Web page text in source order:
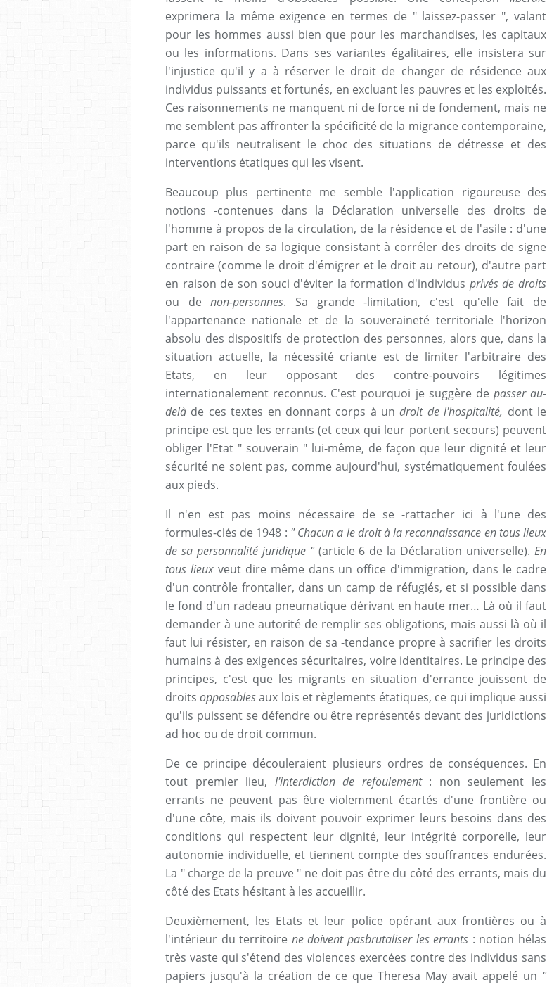
exprimera la même exigence en termes de " laissez-passer ", valant
pour les hommes aussi bien que pour les marchandises, les capitaux
ou les informations. Dans ses variantes égalitaires, elle insistera sur
l'injustice qu'il y a à réserver le droit de changer de résidence aux
individus puissants et fortunés, en excluant les pauvres et les exploités.
Ces raisonnements ne manquent ni de force ni de fondement, mais ne
me semblent pas affronter la spécificité de la migrance contemporaine,
parce qu'ils neutralisent le choc des situations de détresse et des
interventions étatiques qui les visent.
Beaucoup plus pertinente me semble l'application rigoureuse des
notions -contenues dans la Déclaration universelle des droits de
l'homme à propos de la circulation, de la résidence et de l'asile : d'une
part en raison de sa logique consistant à corréler des droits de signe
contraire (comme le droit d'émigrer et le droit au retour), d'autre part
en raison de son souci d'éviter la formation d'individus privés de droits
ou denon-personnes. Sa grande -limitation, c'est qu'elle fait de
l'appartenance nationale et de la souveraineté territoriale l'horizon
absolu des dispositifs de protection des personnes, alors que, dans la
situation actuelle, la nécessité criante est de limiter l'arbitraire des
Etats, en leur opposant des contre-pouvoirs légitimes
internationalement reconnus. C'est pourquoi je suggère de passer au-
delà de ces textes en donnant corps à undroit de l'hospitalité, dont le
principe est que les errants (et ceux qui leur portent secours) peuvent
obliger l'Etat " souverain " lui-même, de façon que leur dignité et leur
sécurité ne soient pas, comme aujourd'hui, systématiquement foulées
aux pieds.
Il n'en est pas moins nécessaire de se -rattacher ici à l'une des
formules-clés de 1948 : " Chacun a le droit à la reconnaissance en tous lieux
de sa personnalité juridique " (article 6 de la Déclaration universelle).En
tous lieux veut dire même dans un office d'immigration, dans le cadre
d'un contrôle frontalier, dans un camp de réfugiés, et si possible dans
le fond d'un radeau pneumatique dérivant en haute mer… Là où il faut
demander à une autorité de remplir ses obligations, mais aussi là où il
faut lui résister, en raison de sa -tendance propre à sacrifier les droits
humains à des exigences sécuritaires, voire identitaires. Le principe des
principes, c'est que les migrants en situation d'errance jouissent de
droitsopposablesaux lois et règlements étatiques, ce qui implique aussi
qu'ils puissent se défendre ou être représentés devant des juridictions
ad hoc ou de droit commun.
De ce principe découleraient plusieurs ordres de conséquences. En
tout premier lieu, l'interdiction de refoulement: non seulement les
errants ne peuvent pas être violemment écartés d'une frontière ou
d'une côte, mais ils doivent pouvoir exprimer leurs besoins dans des
conditions qui respectent leur dignité, leur intégrité corporelle, leur
autonomie individuelle, et tiennent compte des souffrances endurées.
La " charge de la preuve " ne doit pas être du côté des errants, mais du
côté des Etats hésitant à les accueillir.
Deuxièmement, les Etats et leur police opérant aux frontières ou à
l'intérieur du territoire ne doivent pasbrutaliser les errants : notion hélas
très vaste qui s'étend des violences exercées contre des individus sans
papiers jusqu'à la création de ce que Theresa May avait appelé un "